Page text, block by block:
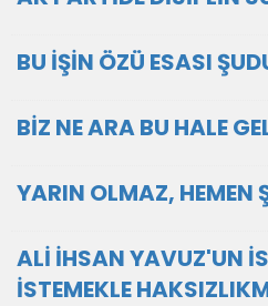
BU İŞİN ÖZÜ ESASI
BİZ NE ARA BU HALE
YARIN OLMAZ, HEMEN
ALİ İHSAN YAVUZ'UN
İSTEMEKLE